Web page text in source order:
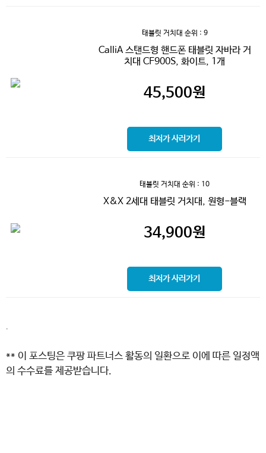
태블릿 거치대 순위 : 9
CalliA 스탠드형 핸드폰 태블릿 자바라 거
치대 CF900S, 화이트, 1개
45,500원
최저가 사러가기
태블릿 거치대 순위 : 10
X&X 2세대 태블릿 거치대, 원형-블랙
34,900원
최저가 사러가기
.
** 이 포스팅은 쿠팡 파트너스 활동의 일환으로 이에 따른 일정액
의 수수료를 제공받습니다.